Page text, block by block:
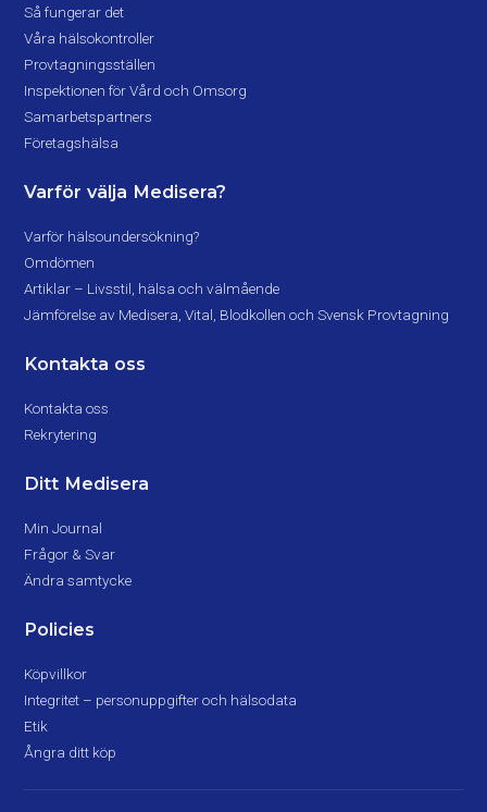
Så fungerar det
Våra hälsokontroller
Provtagningsställen
Inspektionen för Vård och Omsorg
Samarbetspartners
Företagshälsa
Varför välja Medisera?
Varför hälsoundersökning?
Omdömen
Artiklar – Livsstil, hälsa och välmående
Jämförelse av Medisera, Vital, Blodkollen och Svensk Provtagning
Kontakta oss
Kontakta oss
Rekrytering
Ditt Medisera
Min Journal
Frågor & Svar
Ändra samtycke
Policies
Köpvillkor
Integritet – personuppgifter och hälsodata
Etik
Ångra ditt köp